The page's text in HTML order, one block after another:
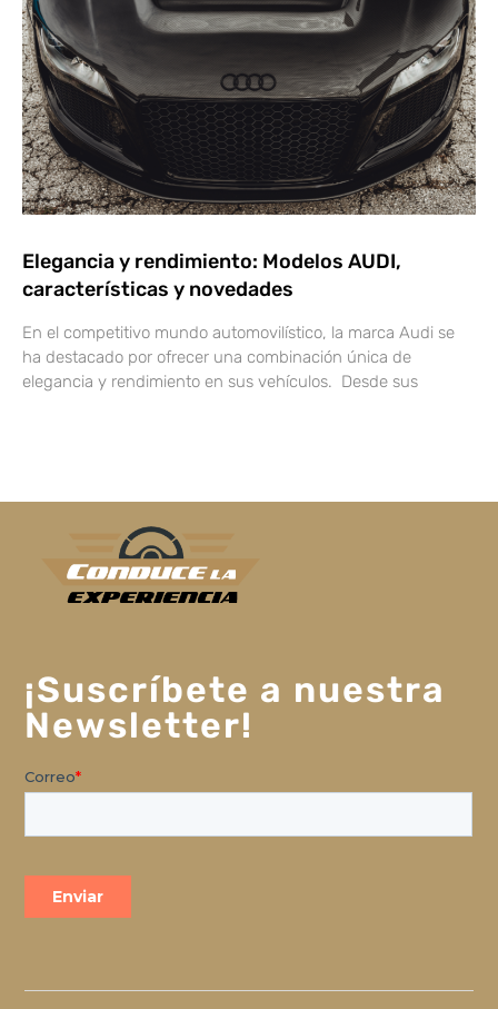
Elegancia y rendimiento: Modelos AUDI,
características y novedades
En el competitivo mundo automovilístico, la marca Audi se
ha destacado por ofrecer una combinación única de
elegancia y rendimiento en sus vehículos. Desde sus
¡Suscríbete a nuestra
Newsletter!